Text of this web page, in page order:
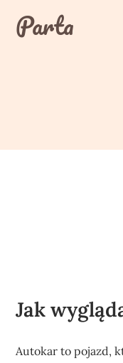
contentParta
Jak
Autokar to pojazd,